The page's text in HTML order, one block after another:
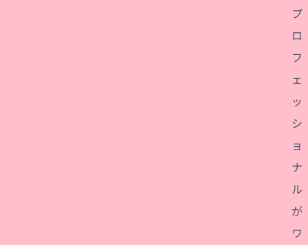
プ
ロ
フ
ェ
ッ
シ
ョ
ナ
ル
が
ワ